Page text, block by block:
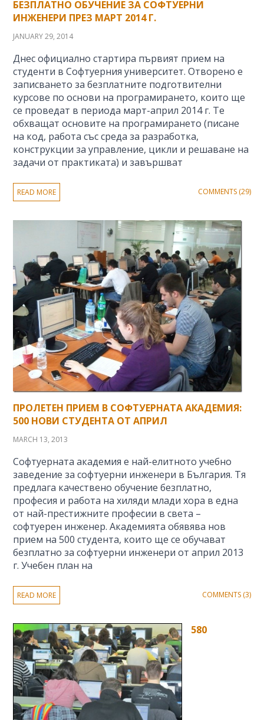
БЕЗПЛАТНО ОБУЧЕНИЕ ЗА СОФТУЕРНИ
ИНЖЕНЕРИ ПРЕЗ МАРТ 2014 Г.
JANUARY 29, 2014
Днес официално стартира първият прием на
студенти в Софтуерния университет. Отворено е
записването за безплатните подготвителни
курсове по основи на програмирането, които ще
се проведат в периода март-април 2014 г. Те
обхващат основите на програмирането (писане
на код, работа със среда за разработка,
конструкции за управление, цикли и решаване на
задачи от практиката) и завършват
READ MORE COMMENTS (29)
ПРОЛЕТЕН ПРИЕМ В СОФТУЕРНАТА АКАДЕМИЯ:
500 НОВИ СТУДЕНТА ОТ АПРИЛ
MARCH 13, 2013
Софтуерната академия е най-елитното учебно
заведение за софтуерни инженери в България. Тя
предлага качествено обучение безплатно,
професия и работа на хиляди млади хора в една
от най-престижните професии в света –
софтуерен инженер. Академията обявява нов
прием на 500 студента, които ще се обучават
безплатно за софтуерни инженери от април 2013
г. Учебен план на
READ MORE COMMENTS (3)
580